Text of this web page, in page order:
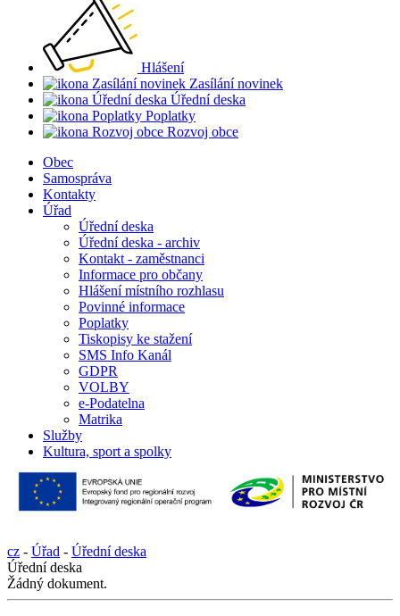
Hlášení
Zasílání novinek
Úřední deska
Poplatky
Rozvoj obce
Obec
Samospráva
Kontakty
Úřad
Úřední deska
Úřední deska - archiv
Kontakt - zaměstnanci
Informace pro občany
Hlášení místního rozhlasu
Povinné informace
Poplatky
Tiskopisy ke stažení
SMS Info Kanál
GDPR
VOLBY
e-Podatelna
Matrika
Služby
Kultura, sport a spolky
cz - Úřad - Úřední deska
Úřední deska
Žádný dokument.